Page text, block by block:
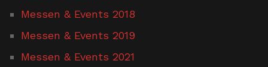
Messen & Events 2018
Messen & Events 2019
Messen & Events 2021